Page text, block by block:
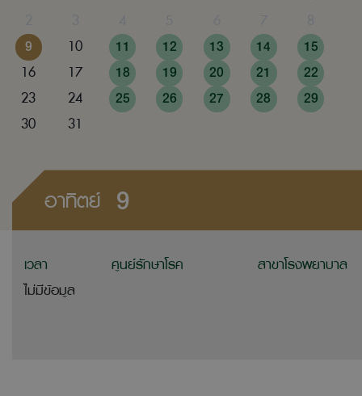
9
10 11 12 13 14
15
16
17 18 19 20 21
22
23
24 25 26 27 28
29
30
31
อาทิตย์ 9
เวลา ศูนย์รักษาโรค
สาขาโรงพยาบาล
ไม่มีข้อมูล